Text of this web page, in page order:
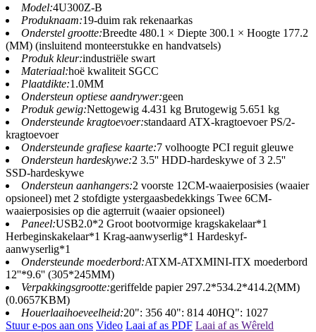
Model:4U300Z-B
Produknaam:19-duim rak rekenaarkas
Onderstel grootte:Breedte 480.1 × Diepte 300.1 × Hoogte 177.2
(MM) (insluitend monteerstukke en handvatsels)
Produk kleur:industriële swart
Materiaal:hoë kwaliteit SGCC
Plaatdikte:1.0MM
Ondersteun optiese aandrywer:geen
Produk gewig:Nettogewig 4.431 kg Brutogewig 5.651 kg
Ondersteunde kragtoevoer:standaard ATX-kragtoevoer PS/2-
kragtoevoer
Ondersteunde grafiese kaarte:7 volhoogte PCI reguit gleuwe
Ondersteun hardeskywe:2 3.5'' HDD-hardeskywe of 3 2.5''
SSD-hardeskywe
Ondersteun aanhangers:2 voorste 12CM-waaierposisies (waaier
opsioneel) met 2 stofdigte ystergaasbedekkings Twee 6CM-
waaierposisies op die agterruit (waaier opsioneel)
Paneel:USB2.0*2 Groot bootvormige kragskakelaar*1
Herbeginskakelaar*1 Krag-aanwyserlig*1 Hardeskyf-
aanwyserlig*1
Ondersteunde moederbord:ATXM-ATXMINI-ITX moederbord
12''*9.6'' (305*245MM)
Verpakkingsgrootte:geriffelde papier 297.2*534.2*414.2(MM)
(0.0657KBM)
Houerlaaihoeveelheid:20": 356 40": 814 40HQ": 1027
Stuur e-pos aan ons Video Laai af as PDF Laai af as Wêreld